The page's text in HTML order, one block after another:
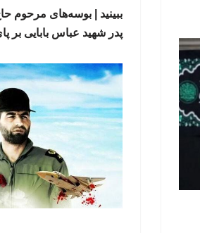
ببینید | بوسه‌های مرحوم
پدر شهید عباس بابایی بر